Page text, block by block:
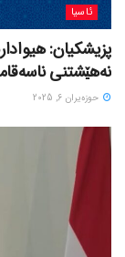
ئاسیا
پزیشکیان:
نەهێشتنی
حوزه‌یران 6, 2025